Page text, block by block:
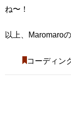
ね〜！
以上、Maromaro
コーディン